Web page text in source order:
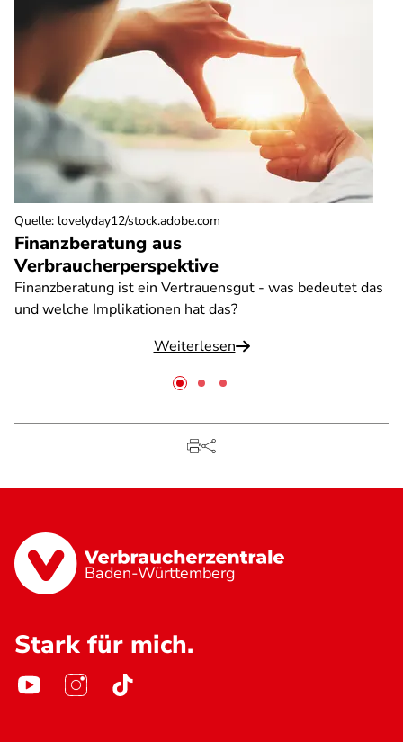
Finanzberatung aus
Verbraucherperspektive
Finanzberatung ist ein Vertrauensgut - was bedeutet das
und welche Implikationen hat das?
Weiterlesen
Quelle: lovelyday12/stock.adobe.com
Baden-Württemberg
Stark für mich.